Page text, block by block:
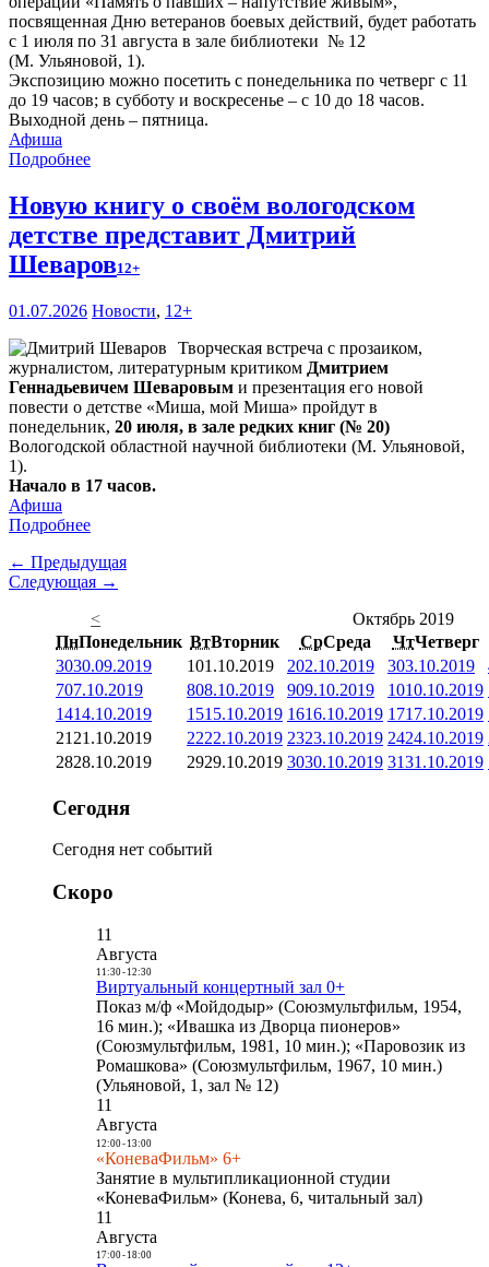
посвященная Дню ветеранов боевых действий, будет работать
с 1 июля по 31 августа в зале библиотеки № 12
(М. Ульяновой, 1).
Экспозицию можно посетить с понедельника по четверг с 11
до 19 часов; в субботу и воскресенье – с 10 до 18 часов.
Выходной день – пятница.
Афиша
Подробнее
Новую книгу о своём вологодском
детстве представит Дмитрий
Шеваров12+
01.07.2026 Новости, 12+
Творческая встреча с прозаиком,
журналистом, литературным критиком Дмитрием
Геннадьевичем Шеваровым и презентация его новой
повести о детстве «Миша, мой Миша» пройдут в
понедельник, 20 июля, в зале редких книг (№ 20)
Вологодской областной научной библиотеки (М. Ульяновой,
1).
Начало в 17 часов.
Афиша
Подробнее
← Предыдущая
Следующая →
<
Октябрь 2019
ПнПонедельник ВтВторник СрСреда ЧтЧетверг
3030.09.2019 101.10.2019 202.10.2019 303.10.2019
707.10.2019 808.10.2019 909.10.2019 1010.10.2019
1414.10.2019 1515.10.2019 1616.10.2019 1717.10.2019
21 21.10.2019 2222.10.2019 2323.10.2019 2424.10.2019
2828.10.2019 2929.10.2019 3030.10.2019 3131.10.2019
Сегодня
Сегодня нет событий
Скоро
11
Августа
11:30- 12:30
Виртуальный концертный зал 0+
Показ м/ф «Мойдодыр» (Союзмультфильм, 1954,
16 мин.); «Ивашка из Дворца пионеров»
(Союзмультфильм, 1981, 10 мин.); «Паровозик из
Ромашкова» (Союзмультфильм, 1967, 10 мин.)
(Ульяновой, 1, зал № 12)
11
Августа
12:00- 13:00
«КоневаФильм» 6+
Занятие в мультипликационной студии
«КоневаФильм» (Конева, 6, читальный зал)
11
Августа
17:00- 18:00